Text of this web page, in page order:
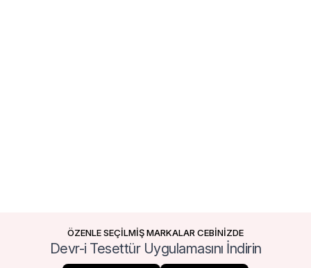
ÖZENLE SEÇİLMİŞ MARKALAR CEBİNİZDE
Devr-i Tesettür Uygulamasını İndirin